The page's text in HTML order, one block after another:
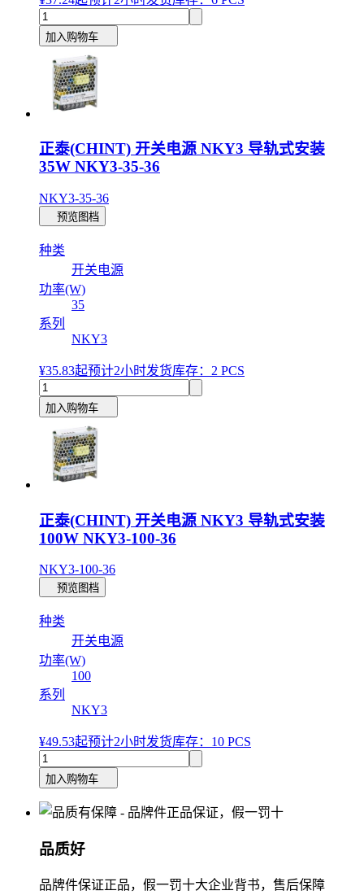
加入购物车
正泰(CHINT) 开关电源 NKY3 导轨式安装
35W NKY3-35-36
NKY3-35-36
预览图档
种类
开关电源
功率(W)
35
系列
NKY3
¥35.83起预计2小时发货库存：2 PCS
加入购物车
正泰(CHINT) 开关电源 NKY3 导轨式安装
100W NKY3-100-36
NKY3-100-36
预览图档
种类
开关电源
功率(W)
100
系列
NKY3
¥49.53起预计2小时发货库存：10 PCS
加入购物车
品质好
品牌件保证正品，假一罚十大企业背书，售后保障